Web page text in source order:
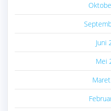
Juni
Mei